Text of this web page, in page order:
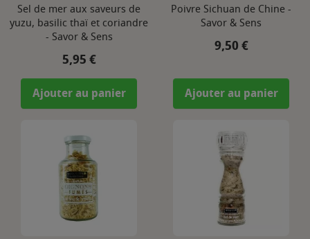
Sel de mer aux saveurs de
yuzu, basilic thaï et coriandre
- Savor & Sens
Prix
5,95 €
Ajouter au panier
Poivre Sichuan de Chine -
Savor & Sens
Prix
9,50 €
Ajouter au panier